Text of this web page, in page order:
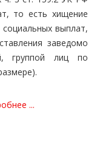
то есть хищение
выплат,
заведомо
группой лиц по
...